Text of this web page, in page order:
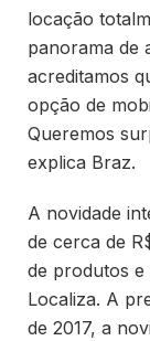
locação
panorama de
acreditamos
opção de
Queremos
explica Braz.
A novidade
de cerca de
de produtos e
Localiza. A
de 2017, a